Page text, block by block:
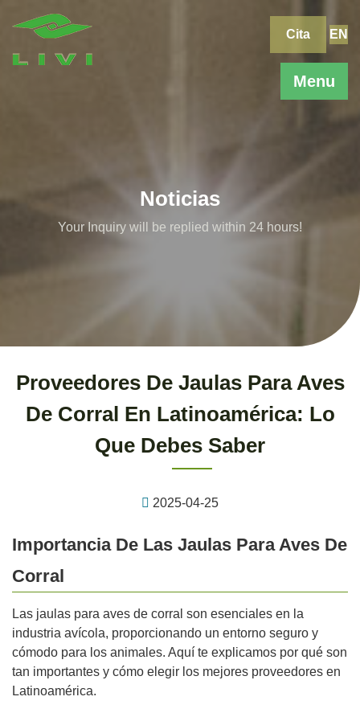
Menu
Cita EN
Noticias
Your Inquiry will be replied within 24 hours!
Proveedores De Jaulas Para Aves
De Corral En Latinoamérica: Lo
Que Debes Saber
2025-04-25
Importancia De Las Jaulas Para Aves De
Corral
Las jaulas para aves de corral son esenciales en la
industria avícola, proporcionando un entorno seguro y
cómodo para los animales. Aquí te explicamos por qué son
tan importantes y cómo elegir los mejores proveedores en
Latinoamérica.